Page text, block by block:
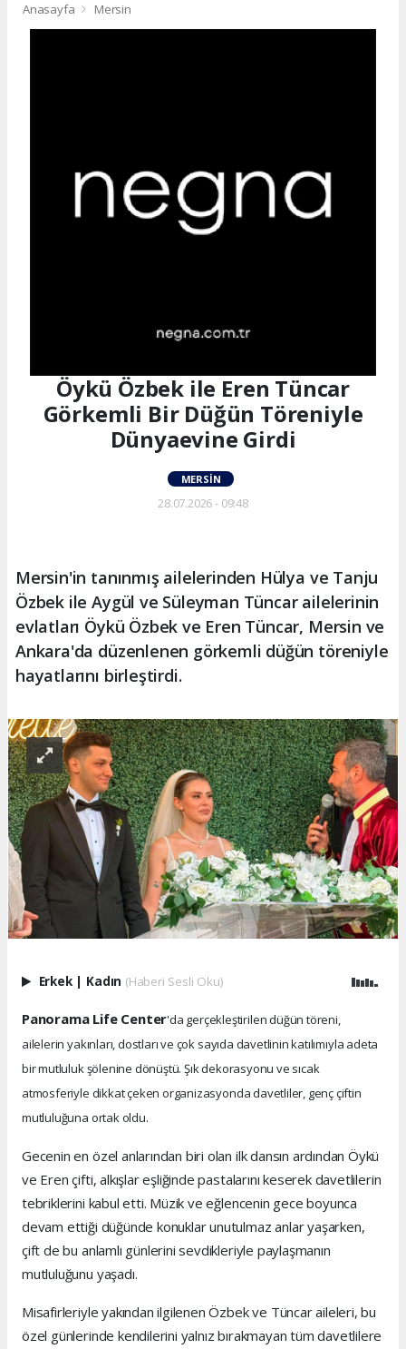
Anasayfa Mersin
Öykü Özbek ile Eren Tüncar
Görkemli Bir Düğün Töreniyle
Dünyaevine Girdi
MERSIN
28.07.2026 - 09:48
Mersin'in tanınmış ailelerinden Hülya ve Tanju
Özbek ile Aygül ve Süleyman Tüncar ailelerinin
evlatları Öykü Özbek ve Eren Tüncar, Mersin ve
Ankara'da düzenlenen görkemli düğün töreniyle
hayatlarını birleştirdi.
Erkek | Kadın (Haberi Sesli Oku)
Panorama Life Center'da gerçekleştirilen düğün töreni,
ailelerin yakınları, dostları ve çok sayıda davetlinin katılımıyla adeta
bir mutluluk şölenine dönüştü. Şık dekorasyonu ve sıcak
atmosferiyle dikkat çeken organizasyonda davetliler, genç çiftin
mutluluğuna ortak oldu.
Gecenin en özel anlarından biri olan ilk dansın ardından Öykü
ve Eren çifti, alkışlar eşliğinde pastalarını keserek davetlilerin
tebriklerini kabul etti. Müzik ve eğlencenin gece boyunca
devam ettiği düğünde konuklar unutulmaz anlar yaşarken,
çift de bu anlamlı günlerini sevdikleriyle paylaşmanın
mutluluğunu yaşadı.
Misafirleriyle yakından ilgilenen Özbek ve Tüncar aileleri, bu
özel günlerinde kendilerini yalnız bırakmayan tüm davetlilere